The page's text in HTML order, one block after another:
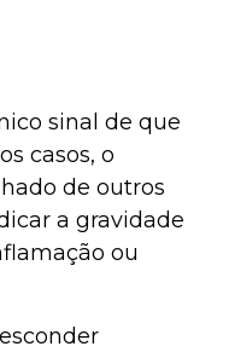
sinal de que
casos, o
de outros
a gravidade
ou